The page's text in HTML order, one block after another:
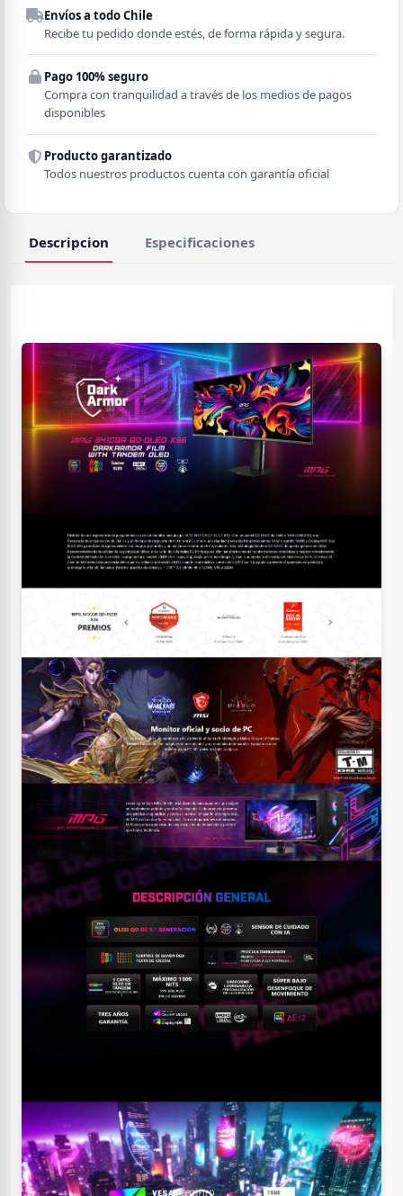
Región
Comuna
Envíos a todo Chile
Recibe tu pedido donde estés, de forma rápida y segura.
Pago 100% seguro
Compra con tranquilidad a través de los medios de pagos
disponibles
Producto garantizado
Todos nuestros productos cuenta con garantía oficial
Descripcion Especificaciones